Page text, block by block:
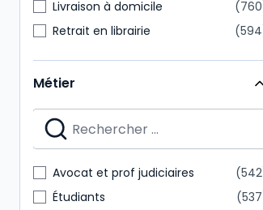
Livraison à domicile
760
Retrait en librairie
594
Métier
Avocat et prof judiciaires
542
Étudiants
537